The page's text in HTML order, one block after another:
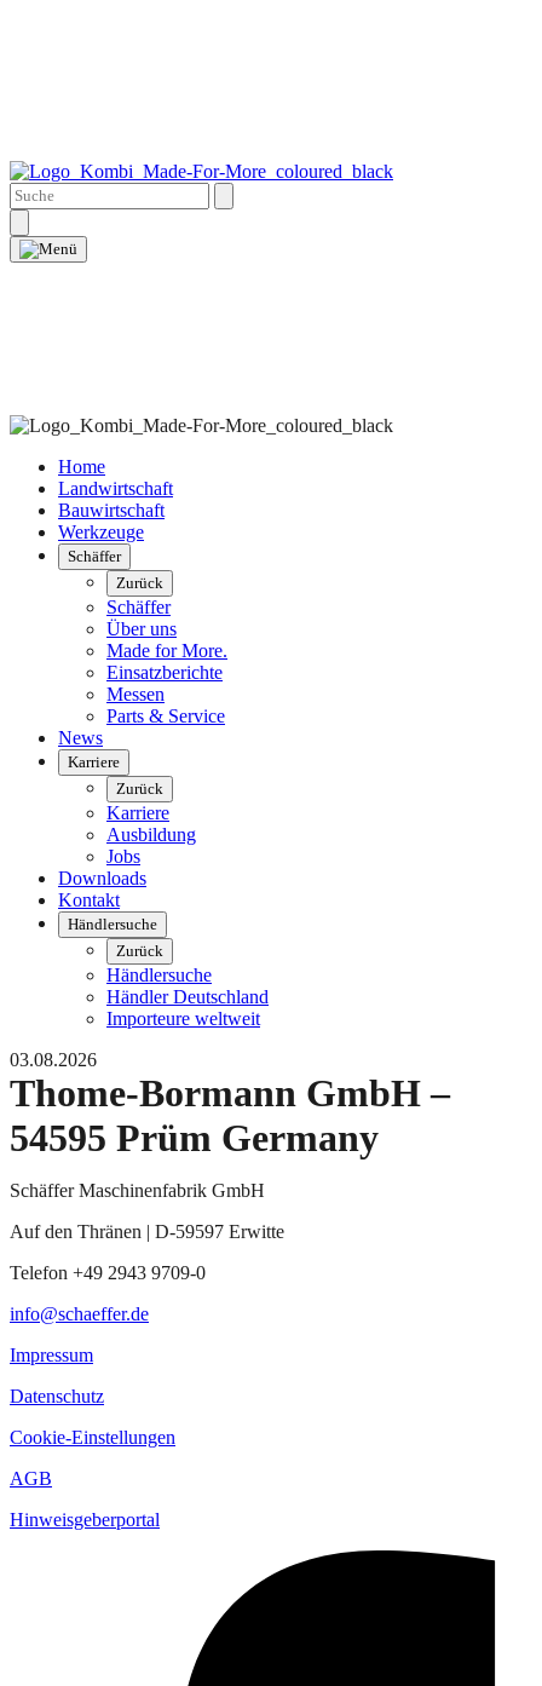
Home
Landwirtschaft
Bauwirtschaft
Werkzeuge
Schäffer
Zurück
Schäffer
Über uns
Made for More.
Einsatzberichte
Messen
Parts & Service
News
Karriere
Zurück
Karriere
Ausbildung
Jobs
Downloads
Kontakt
Händlersuche
Zurück
Händlersuche
Händler Deutschland
Importeure weltweit
03.08.2026
Thome-Bormann GmbH –
54595 Prüm Germany
Schäffer Maschinenfabrik GmbH
Auf den Thränen | D-59597 Erwitte
Telefon +49 2943 9709-0
info@schaeffer.de
Impressum
Datenschutz
Cookie-Einstellungen
AGB
Hinweisgeberportal